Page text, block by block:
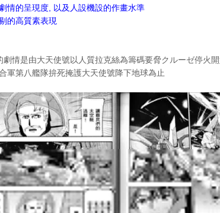
情的呈現度, 以及人設機設的作畫水準
的高質素表現
劇情是由大天使號以人質拉克絲為籌碼要脅クルーゼ停火
軍第八艦隊拚死掩護大天使號降下地球為止